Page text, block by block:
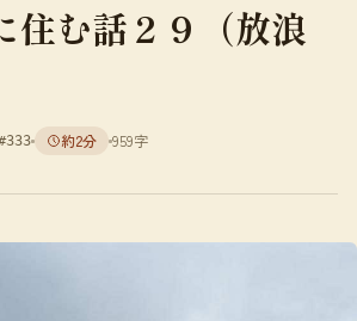
住む話２９（放浪
約2分 959字